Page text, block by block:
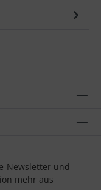
Newsletter und
mehr aus